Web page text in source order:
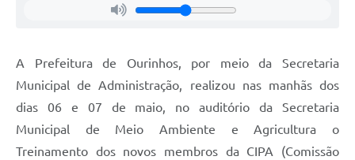
A Prefeitura de Ourinhos, por meio da Secretaria
Municipal de Administração, realizou nas manhãs dos
dias 06 e 07 de maio, no auditório da Secretaria
Municipal de Meio Ambiente e Agricultura o
Treinamento dos novos membros da CIPA (Comissão